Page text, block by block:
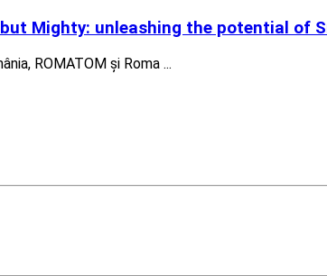
Mighty: unleashing the potential of
ROMATOM și Roma ...